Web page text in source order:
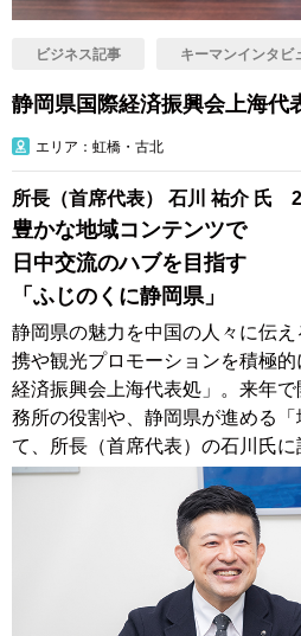
ビジネス記事 キーマンインタビ
静岡県国際経済振興会上海代
エリア：虹橋・古北
所長（首席代表） 石川 祐介 氏
豊かな地域コンテンツで
日中交流のハブを目指す
「ふじのくに静岡県」
静岡県の魅力を中国の人々に伝
携や観光プロモーションを積極
経済振興会上海代表処」。来年
務所の役割や、静岡県が進める
て、所長（首席代表）の石川氏に